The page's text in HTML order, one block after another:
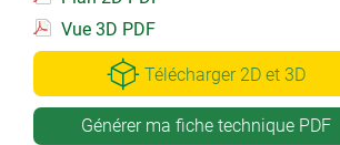
Vue 3D PDF
Télécharger 2D et 3D
Générer ma fiche technique PDF